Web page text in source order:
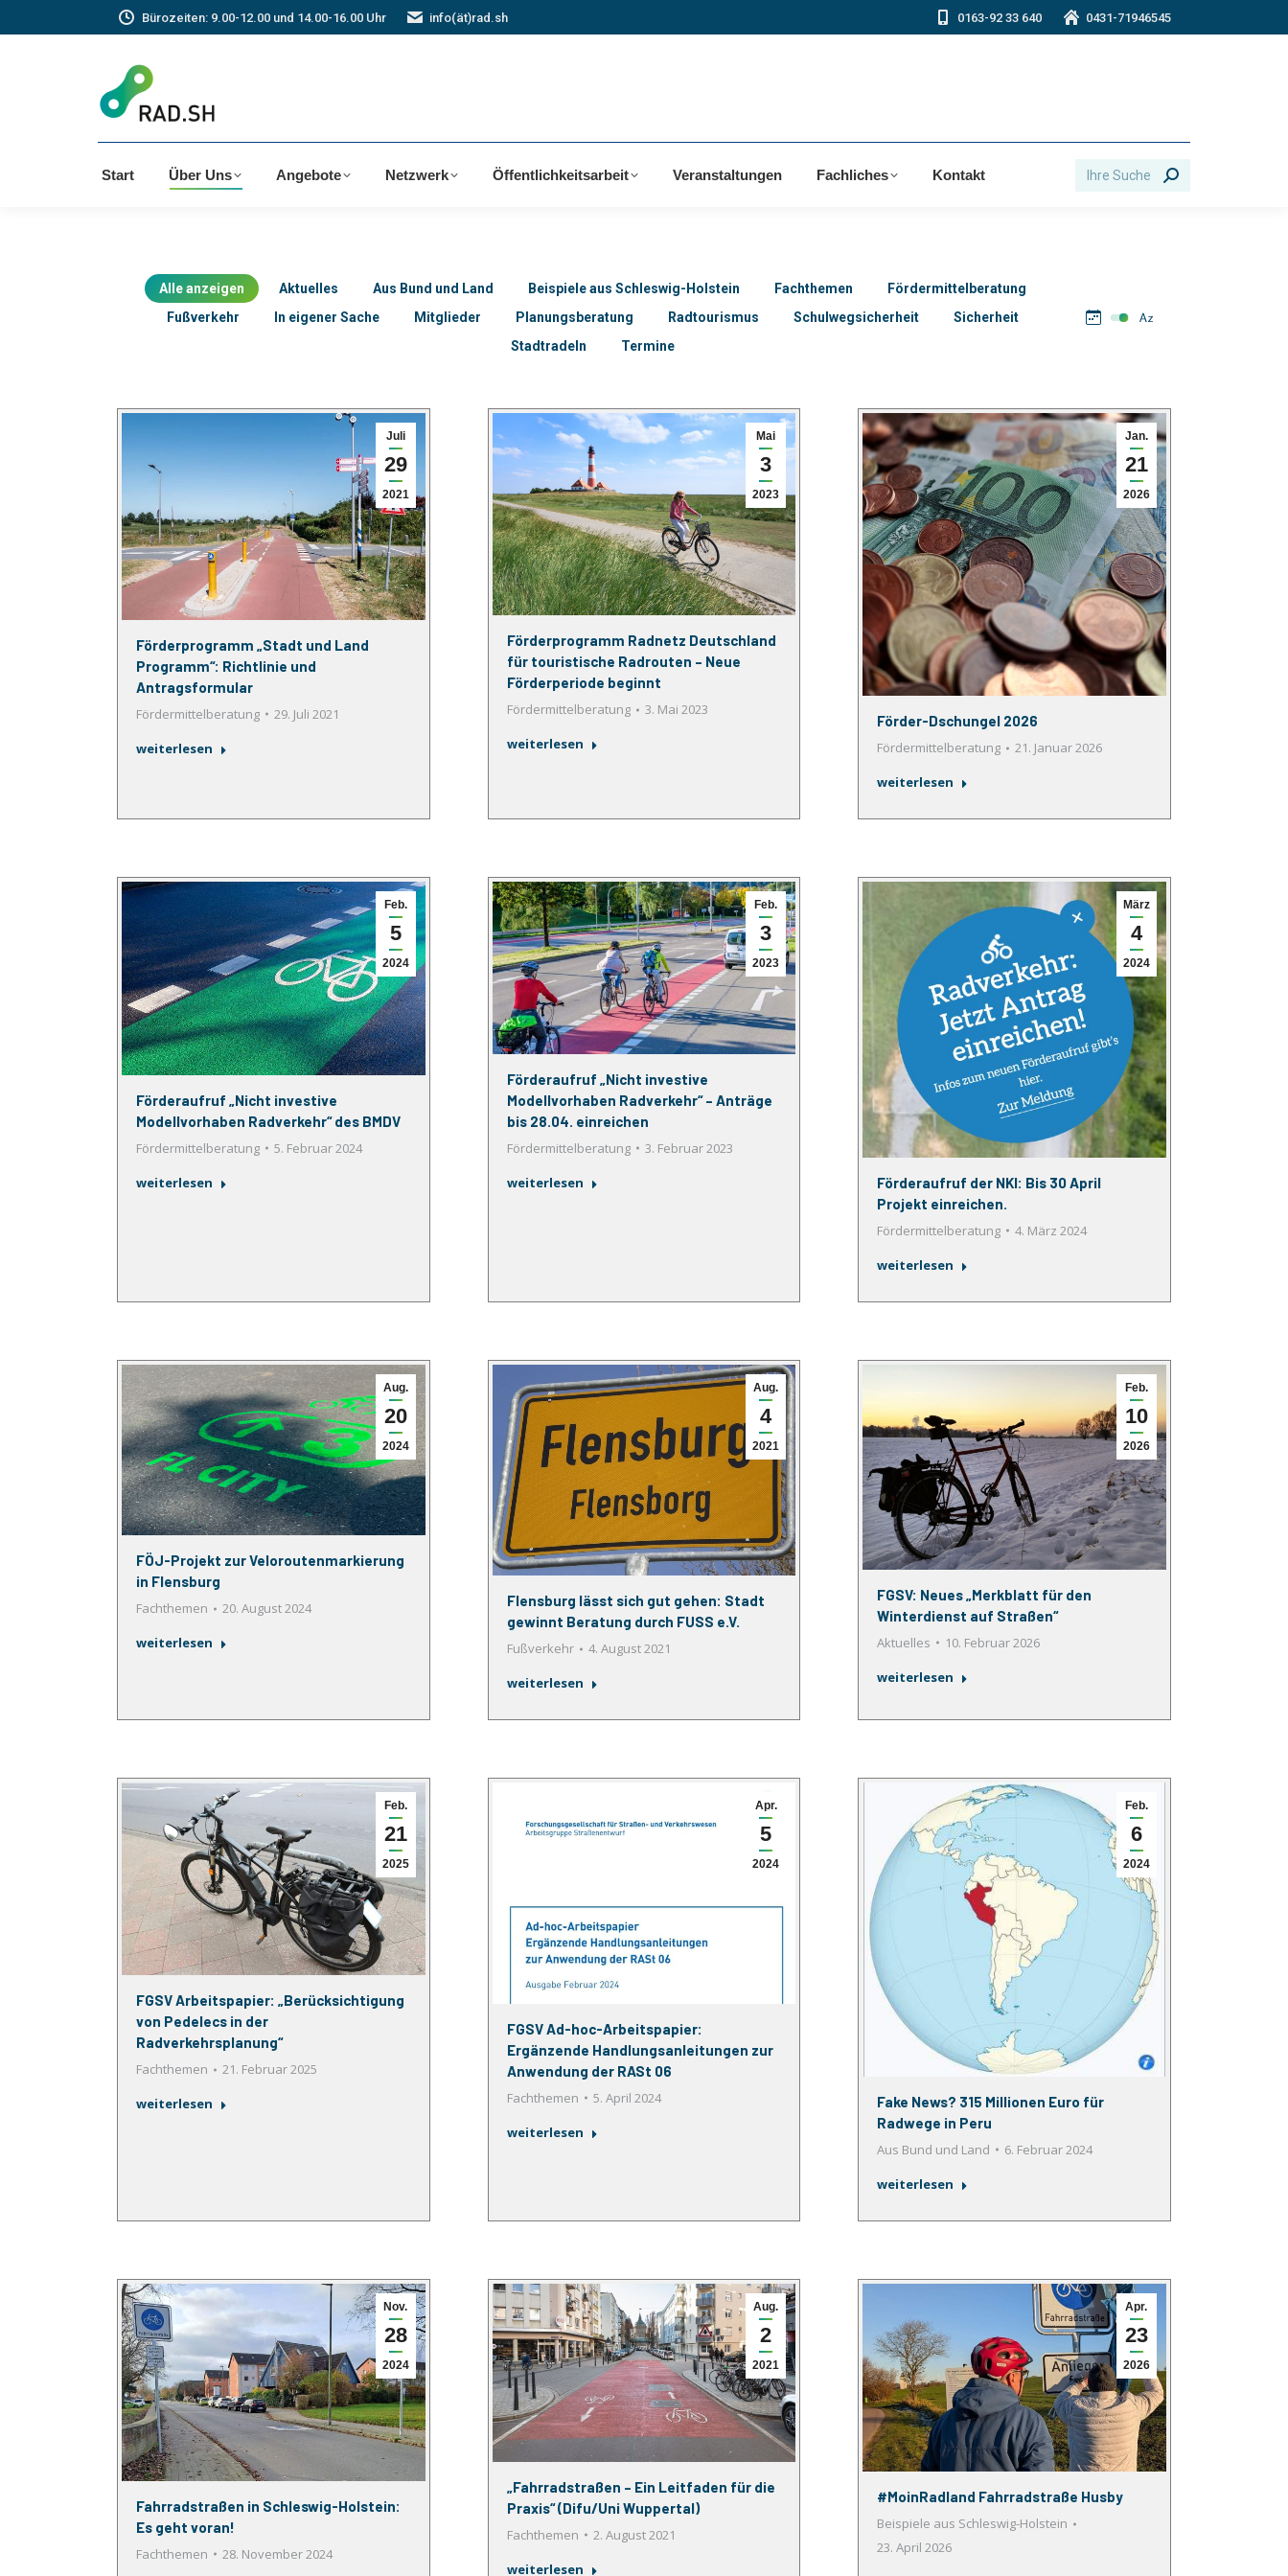
Bürozeiten: 9.00-12.00 und 14.00-16.00 Uhr info(ät)rad.sh 0163-92 33 640 0431-71946545
Start Über Uns Angebote Netzwerk Öffentlichkeitsarbeit Veranstaltungen Fachliches Kontakt Search:
Alle anzeigen Aktuelles Aus Bund und Land Beispiele aus Schleswig-Holstein Fachthemen
Fördermittelberatung
Fußverkehr
In eigener Sache Mitglieder Planungsberatung Radtourismus Schulwegsicherheit
Sicherheit
Stadtradeln
Termine
Juli
29
2021
Förderprogramm „Stadt und Land
Programm“: Richtlinie und
Antragsformular
Fördermittelberatung
29. Juli 2021
weiterlesen
Mai
3
2023
Förderprogramm Radnetz Deutschland
für touristische Radrouten – Neue
Förderperiode beginnt
Fördermittelberatung
3. Mai 2023
weiterlesen
Jan.
21
2026
Förder-Dschungel 2026
Fördermittelberatung
21. Januar 2026
weiterlesen
Feb.
5
2024
Förderaufruf „Nicht investive
Modellvorhaben Radverkehr“ des BMDV
Fördermittelberatung
5. Februar 2024
weiterlesen
Feb.
3
2023
Förderaufruf „Nicht investive
Modellvorhaben Radverkehr“ – Anträge
bis 28.04. einreichen
Fördermittelberatung
3. Februar 2023
weiterlesen
März
4
2024
Förderaufruf der NKI: Bis 30 April
Projekt einreichen.
Fördermittelberatung
4. März 2024
weiterlesen
Aug.
20
2024
FÖJ-Projekt zur Veloroutenmarkierung
in Flensburg
Fachthemen
20. August 2024
weiterlesen
Aug.
4
2021
Flensburg lässt sich gut gehen: Stadt
gewinnt Beratung durch FUSS e.V.
Fußverkehr
4. August 2021
weiterlesen
Feb.
10
2026
FGSV: Neues „Merkblatt für den
Winterdienst auf Straßen“
Aktuelles
10. Februar 2026
weiterlesen
Feb.
21
2025
FGSV Arbeitspapier: „Berücksichtigung
von Pedelecs in der
Radverkehrsplanung“
Fachthemen
21. Februar 2025
weiterlesen
Apr.
5
2024
FGSV Ad-hoc-Arbeitspapier:
Ergänzende Handlungsanleitungen zur
Anwendung der RASt 06
Fachthemen
5. April 2024
weiterlesen
Feb.
6
2024
Fake News? 315 Millionen Euro für
Radwege in Peru
Aus Bund und Land
6. Februar 2024
weiterlesen
Nov.
28
2024
Fahrradstraßen in Schleswig-Holstein:
Es geht voran!
Fachthemen
28. November 2024
Aug.
2
2021
„Fahrradstraßen – Ein Leitfaden für die
Praxis“ (Difu/Uni Wuppertal)
Fachthemen
2. August 2021
weiterlesen
Apr.
23
2026
#MoinRadland Fahrradstraße Husby
Beispiele aus Schleswig-Holstein
23. April 2026